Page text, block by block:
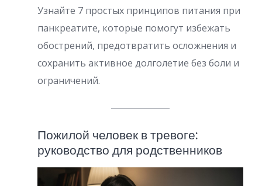
Узнайте 7 простых принципов питания при
панкреатите, которые помогут избежать
обострений, предотвратить осложнения и
сохранить активное долголетие без боли и
ограничений.
Пожилой человек в тревоге:
руководство для родственников